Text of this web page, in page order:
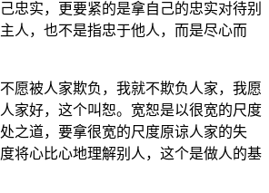
忠实，更要紧的是拿自己的忠实对待别
人，也不是指忠于他人，而是尽心而
愿被人家欺负，我就不欺负人家，我愿
家好，这个叫恕。宽恕是以很宽的尺度
之道，要拿很宽的尺度原谅人家的失
将心比心地理解别人，这个是做人的基